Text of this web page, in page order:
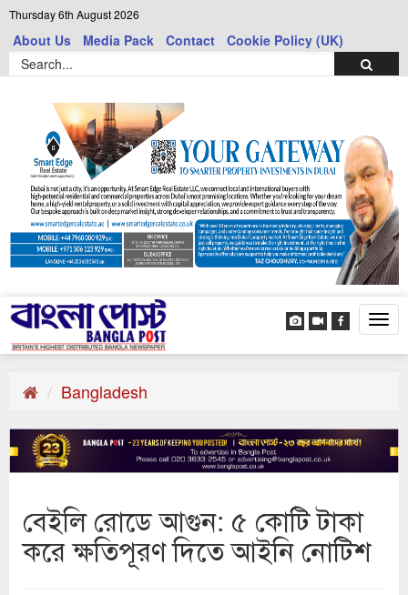
Thursday 6th August 2026
About Us Media Pack Contact Cookie Policy (UK)
Bangladesh
বেইলি রোডে আগুন: ৫ কোটি টাকা
করে ক্ষতিপূরণ দিতে আইনি নোটিশ